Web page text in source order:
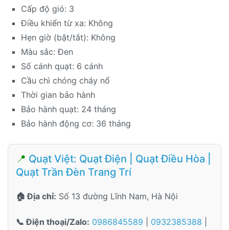
Cấp độ gió: 3
Điều khiển từ xa: Không
Hẹn giờ (bật/tắt): Không
Màu sắc: Đen
Số cánh quạt: 6 cánh
Cầu chì chóng cháy nổ
Thời gian bảo hành
Bảo hành quạt: 24 tháng
Bảo hành động cơ: 36 tháng
📍 Quạt Việt: Quạt Điện | Quạt Điều Hòa |
Quạt Trần Đèn Trang Trí
🏠 Địa chỉ: Số 13 đường Lĩnh Nam, Hà Nội
📞 Điện thoại/Zalo: 0986845589 0932385388